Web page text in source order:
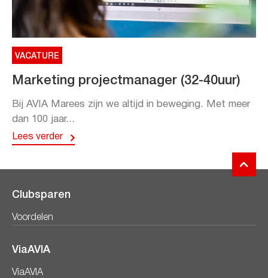
VACATURE
Marketing projectmanager (32-40uur)
Bij AVIA Marees zijn we altijd in beweging. Met meer
dan 100 jaar...
Lees verder
Clubsparen
Voordelen
ViaAVIA
ViaAVIA